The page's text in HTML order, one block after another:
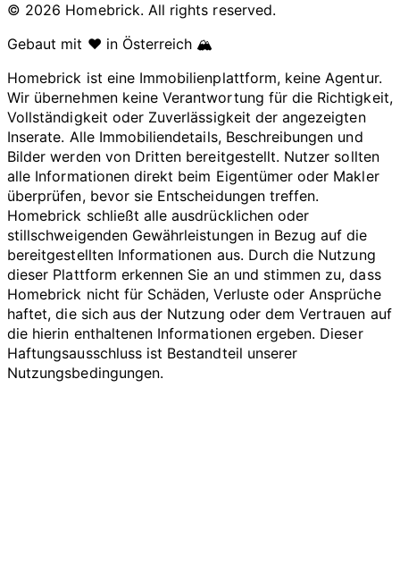
© 2026 Homebrick. All rights reserved.
Gebaut mit ❤️ in Österreich 🏔️
Homebrick ist eine Immobilienplattform, keine Agentur.
Wir übernehmen keine Verantwortung für die Richtigkeit,
Vollständigkeit oder Zuverlässigkeit der angezeigten
Inserate. Alle Immobiliendetails, Beschreibungen und
Bilder werden von Dritten bereitgestellt. Nutzer sollten
alle Informationen direkt beim Eigentümer oder Makler
überprüfen, bevor sie Entscheidungen treffen.
Homebrick schließt alle ausdrücklichen oder
stillschweigenden Gewährleistungen in Bezug auf die
bereitgestellten Informationen aus. Durch die Nutzung
dieser Plattform erkennen Sie an und stimmen zu, dass
Homebrick nicht für Schäden, Verluste oder Ansprüche
haftet, die sich aus der Nutzung oder dem Vertrauen auf
die hierin enthaltenen Informationen ergeben. Dieser
Haftungsausschluss ist Bestandteil unserer
Nutzungsbedingungen.